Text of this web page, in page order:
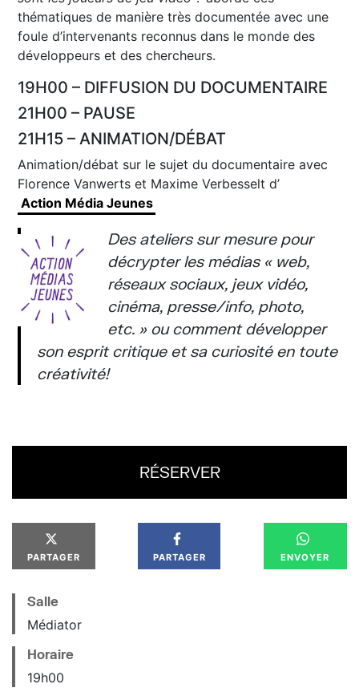
thématiques de manière très documentée avec une
foule d’intervenants reconnus dans le monde des
développeurs et des chercheurs.
19H00 – DIFFUSION DU DOCUMENTAIRE
21H00 – PAUSE
21H15 – ANIMATION/DÉBAT
Animation/débat sur le sujet du documentaire avec
Florence Vanwerts et Maxime Verbesselt d’
Action Média Jeunes
Des ateliers sur mesure pour
décrypter les médias « web,
réseaux sociaux, jeux vidéo,
cinéma, presse/info, photo,
etc. » ou comment développer
son esprit critique et sa curiosité en toute
créativité!
RÉSERVER
PARTAGER PARTAGER ENVOYER
Salle
Médiator
Horaire
19h00